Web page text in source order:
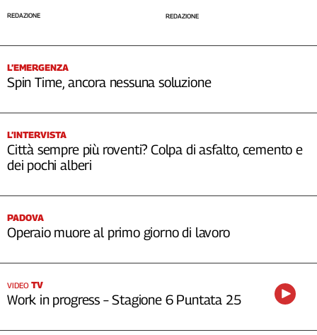
REDAZIONE REDAZIONE
L’EMERGENZA
Spin Time, ancora nessuna soluzione
L’INTERVISTA
Città sempre più roventi? Colpa di asfalto, cemento e
dei pochi alberi
PADOVA
Operaio muore al primo giorno di lavoro
VIDEO TV
Work in progress – Stagione 6 Puntata 25